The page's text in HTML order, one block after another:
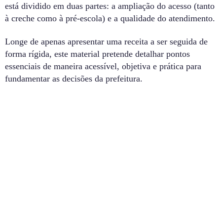
está dividido em duas partes: a ampliação do acesso (tanto
à creche como à pré-escola) e a qualidade do atendimento.
Longe de apenas apresentar uma receita a ser seguida de
forma rígida, este material pretende detalhar pontos
essenciais de maneira acessível, objetiva e prática para
fundamentar as decisões da prefeitura.